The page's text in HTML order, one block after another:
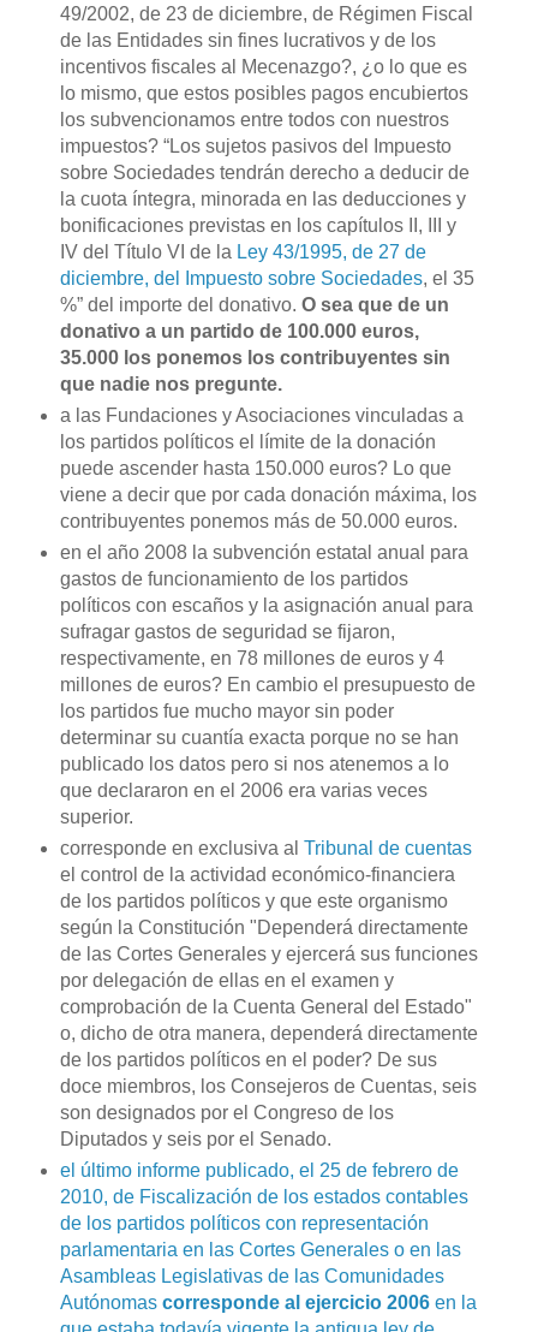
49/2002, de 23 de diciembre, de Régimen Fiscal
de las Entidades sin fines lucrativos y de los
incentivos fiscales al Mecenazgo?, ¿o lo que es
lo mismo, que estos posibles pagos encubiertos
los subvencionamos entre todos con nuestros
impuestos? “Los sujetos pasivos del Impuesto
sobre Sociedades tendrán derecho a deducir de
la cuota íntegra, minorada en las deducciones y
bonificaciones previstas en los capítulos II, III y
IV del Título VI de la Ley 43/1995, de 27 de
diciembre, del Impuesto sobre Sociedades, el 35
%” del importe del donativo. O sea que de un
donativo a un partido de 100.000 euros,
35.000 los ponemos los contribuyentes sin
que nadie nos pregunte.
a las Fundaciones y Asociaciones vinculadas a
los partidos políticos el límite de la donación
puede ascender hasta 150.000 euros? Lo que
viene a decir que por cada donación máxima, los
contribuyentes ponemos más de 50.000 euros.
en el año 2008 la subvención estatal anual para
gastos de funcionamiento de los partidos
políticos con escaños y la asignación anual para
sufragar gastos de seguridad se fijaron,
respectivamente, en 78 millones de euros y 4
millones de euros? En cambio el presupuesto de
los partidos fue mucho mayor sin poder
determinar su cuantía exacta porque no se han
publicado los datos pero si nos atenemos a lo
que declararon en el 2006 era varias veces
superior.
corresponde en exclusiva al Tribunal de cuentas
el control de la actividad económico-financiera
de los partidos políticos y que este organismo
según la Constitución "Dependerá directamente
de las Cortes Generales y ejercerá sus funciones
por delegación de ellas en el examen y
comprobación de la Cuenta General del Estado"
o, dicho de otra manera, dependerá directamente
de los partidos políticos en el poder? De sus
doce miembros, los Consejeros de Cuentas, seis
son designados por el Congreso de los
Diputados y seis por el Senado.
el último informe publicado, el 25 de febrero de
2010, de Fiscalización de los estados contables
de los partidos políticos con representación
parlamentaria en las Cortes Generales o en las
Asambleas Legislativas de las Comunidades
Autónomas corresponde al ejercicio 2006en la